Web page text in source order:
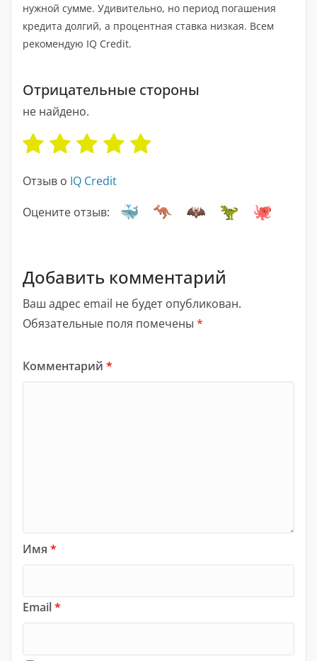
нужной сумме. Удивительно, но период погашения
кредита долгий, а процентная ставка низкая. Всем
рекомендую IQ Credit.
Отрицательные стороны
не найдено.
Отзыв о IQ Credit
Оцените отзыв:
Добавить комментарий
Ваш адрес email не будет опубликован.
Обязательные поля помечены *
Комментарий *
Имя *
Email*